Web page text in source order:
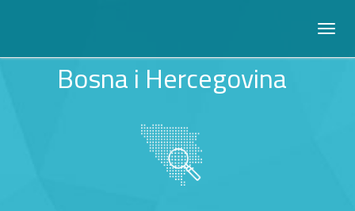
Bosna i Hercegovina